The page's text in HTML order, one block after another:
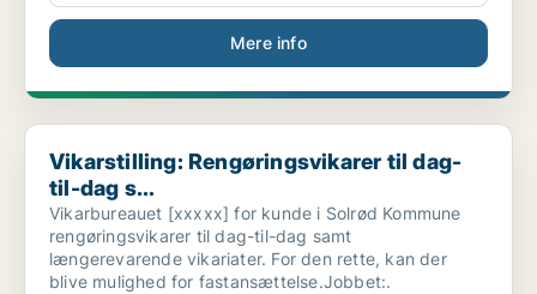
Mere info
Vikarstilling: Rengøringsvikarer til dag-til-dag s...
Vikarstilling: Rengøringsvikarer til dag-
til-dag s...
Vikarbureauet [xxxxx] for kunde i Solrød Kommune
rengøringsvikarer til dag-til-dag samt
længerevarende vikariater. For den rette, kan der
blive mulighed for fastansættelse.Jobbet:.